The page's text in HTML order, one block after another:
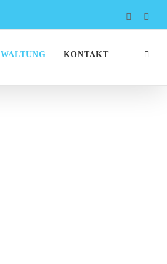
Facebook
KONTAKT